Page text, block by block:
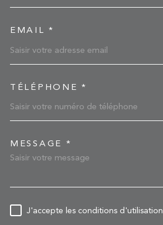
EMAIL *
TÉLÉPHONE *
MESSAGE *
J'accepte les conditions